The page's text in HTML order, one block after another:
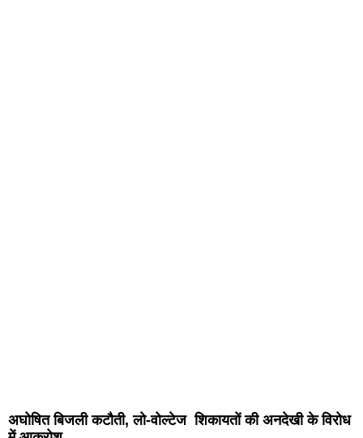
अघोषित बिजली कटौती, लो-वोल्टेज शिकायतों की अनदेखी के विरोध